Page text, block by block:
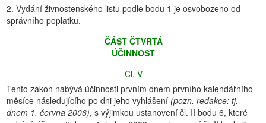
2. Vydání živnostenského listu podle bodu 1 je osvobozeno od
správního poplatku.
ČÁST ČTVRTÁ
ÚČINNOST
Čl. V
Tento zákon nabývá účinnosti prvním dnem prvního kalendářního
měsíce následujícího po dni jeho vyhlášení (pozn. redakce: tj.
dnem 1. června 2006), s výjimkou ustanovení čl. II bodu 6, které